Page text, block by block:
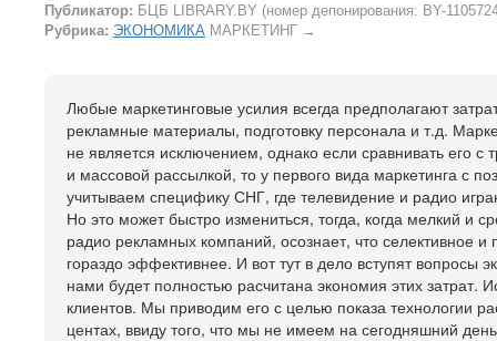
Публикатор: БЦБ LIBRARY.BY (номер депонирования: BY-
Рубрика: ЭКОНОМИКА МАРКЕТИНГ →
Любые маркетинговые усилия всегда предполагают
рекламные материалы, подготовку персонала и т.д.
не является исключением, однако если сравнивать его
и массовой рассылкой, то у первого вида маркетинга с
учитываем специфику СНГ, где телевидение и радио
Но это может быстро измениться, тогда, когда мелкий и
радио рекламных компаний, осознает, что селективное
гораздо эффективнее. И вот тут в дело вступят
нами будет полностью расчитана экономия этих
клиентов. Мы приводим его с целью показа технологии
центах, ввиду того, что мы не имеем на сегодняшний